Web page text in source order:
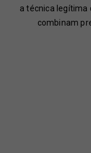
a técnica legítima
combinam